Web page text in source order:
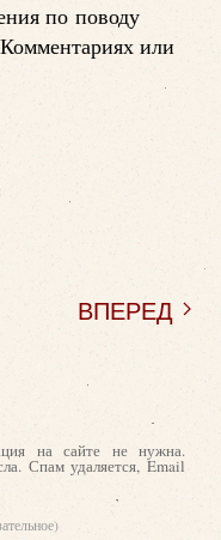
по поводу
или
ВПЕРЕД
на сайте не нужна.
Спам удаляется, Email